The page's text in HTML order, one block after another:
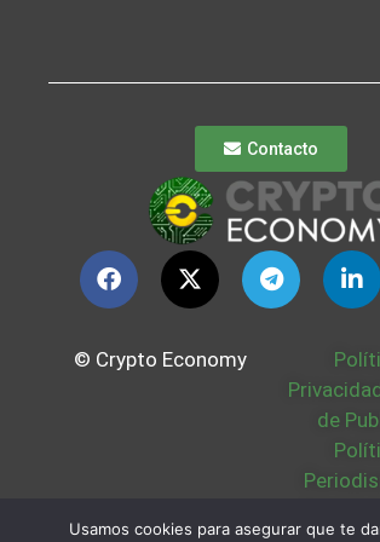
Contacto
© Crypto Economy
de
Usamos cookies para asegurar que te